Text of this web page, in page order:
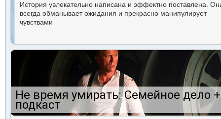
История увлекательно написана и эффектно поставлена.
всегда обманывает ожидания и прекрасно манипулирует
чувствами
Не время умирать: Семейное дело +
подкаст